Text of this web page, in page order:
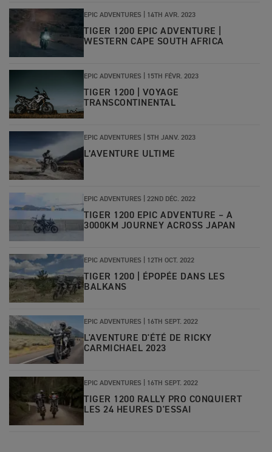
EPIC ADVENTURES | 14TH AVR. 2023
TIGER 1200 EPIC ADVENTURE |
WESTERN CAPE SOUTH AFRICA
EPIC ADVENTURES | 15TH FÉVR. 2023
TIGER 1200 | VOYAGE
TRANSCONTINENTAL
EPIC ADVENTURES | 5TH JANV. 2023
L’AVENTURE ULTIME
EPIC ADVENTURES | 22ND DÉC. 2022
TIGER 1200 EPIC ADVENTURE – A
3000KM JOURNEY ACROSS JAPAN
EPIC ADVENTURES 12TH OCT. 2022
TIGER 1200 | ÉPOPÉE DANS LES
BALKANS
EPIC ADVENTURES 16TH SEPT. 2022
L'AVENTURE D'ÉTÉ DE RICKY
CARMICHAEL 2023
EPIC ADVENTURES 16TH SEPT. 2022
TIGER 1200 RALLY PRO CONQUIERT
LES 24 HEURES D'ESSAI